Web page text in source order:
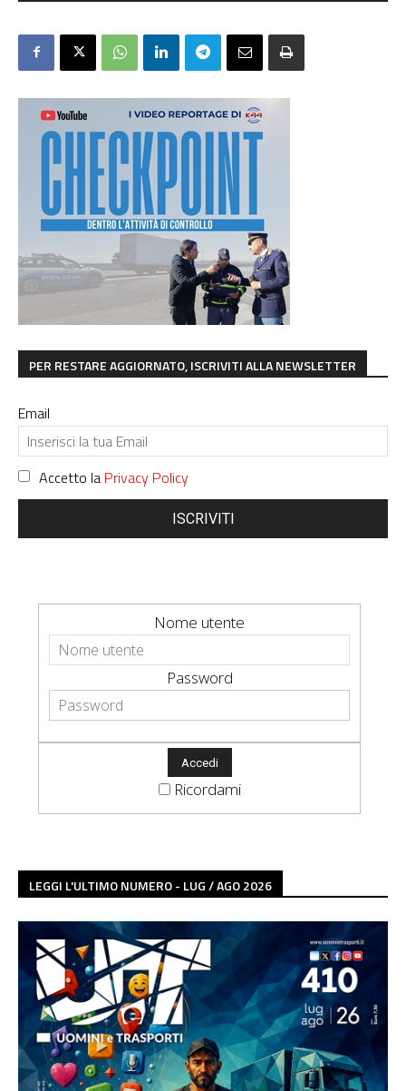
PER RESTARE AGGIORNATO, ISCRIVITI ALLA NEWSLETTER
Email
Accetto la Privacy Policy
ISCRIVITI
Nome utente
Password
Ricordami
LEGGI L'ULTIMO NUMERO - LUG / AGO 2026